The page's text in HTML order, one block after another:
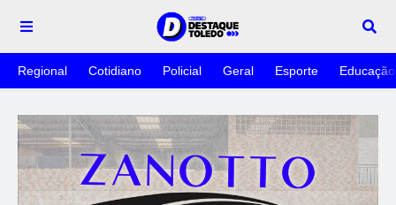
Regional Cotidiano Policial Geral Esporte Educação